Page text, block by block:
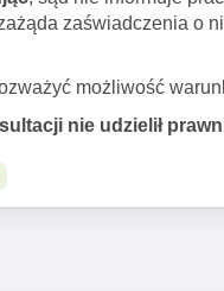
zaświadczenia o
możliwość
nie udzielił